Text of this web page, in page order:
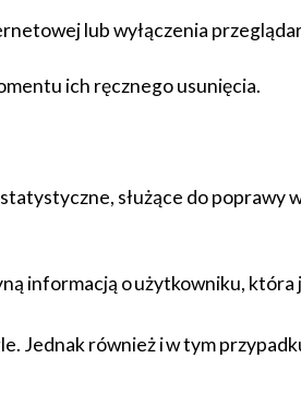
lub wyłączenia
ich ręcznego usunięcia.
służące do poprawy
informacją o użytkowniku, która
Jednak również i w tym